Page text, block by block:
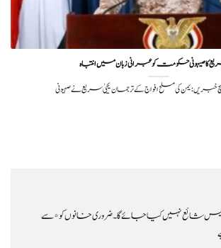
کا صیہونی حکومت کو عبرانی زبان میں انتباہ
شائع نہیں کیا جائے گا۔ضروری خانوں کو*سے